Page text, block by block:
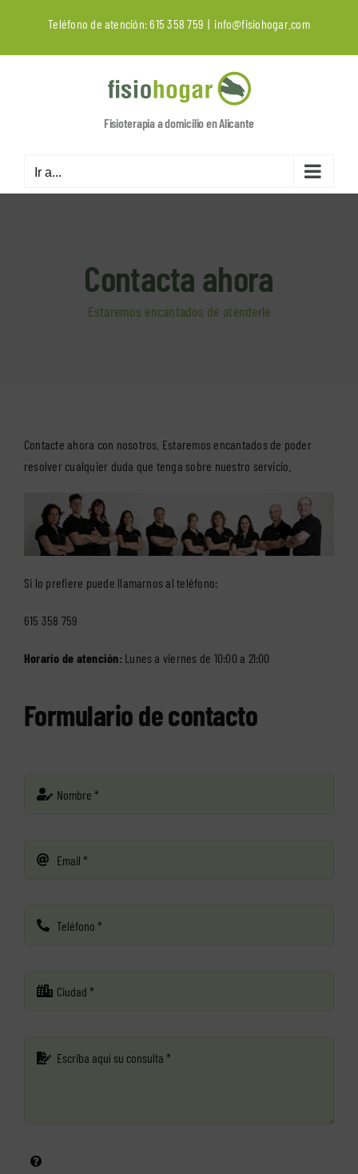
contenido
Teléfono de atención:615 358 759 | info@fisiohogar.com
Fisioterapia a domicilio en Alicante
Ir a...
Contacta ahora
Estaremos encantados de atenderle
Contacte ahora con nosotros. Estaremos encantados de poder
resolver cualquier duda que tenga sobre nuestro servicio.
Si lo prefiere puede llamarnos al teléfono:
615 358 759
Horario de atención: Lunes a viernes de 10:00 a 21:00
Formulario de contacto